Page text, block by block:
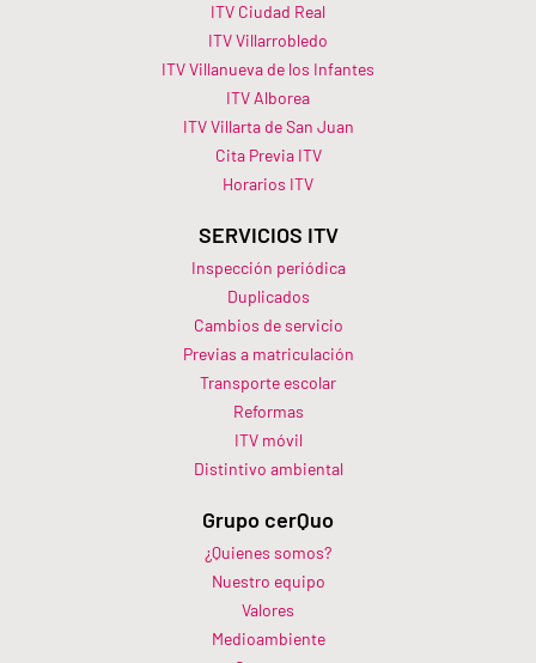
ITV Ciudad Real
ITV Villarrobledo
ITV Villanueva de los Infantes
ITV Alborea
ITV Villarta de San Juan
Cita Previa ITV
Horarios ITV​
SERVICIOS ITV
Inspección periódica
Duplicados
Cambios de servicio
Previas a matriculación
Transporte escolar
Reformas
ITV móvil
Distintivo ambiental
Grupo cerQuo
¿Quienes somos?
Nuestro equipo
Valores
Medioambiente